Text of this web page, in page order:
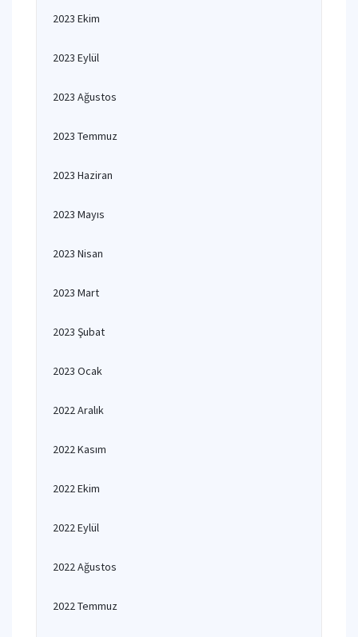
2023 Ekim
2023 Eylül
2023 Ağustos
2023 Temmuz
2023 Haziran
2023 Mayıs
2023 Nisan
2023 Mart
2023 Şubat
2023 Ocak
2022 Aralık
2022 Kasım
2022 Ekim
2022 Eylül
2022 Ağustos
2022 Temmuz